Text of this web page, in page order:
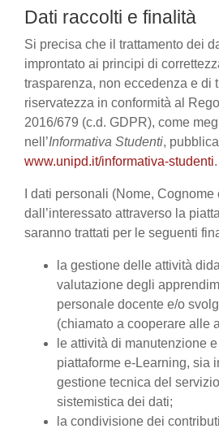
Dati raccolti e finalità
Si precisa che il trattamento dei
improntato ai principi di
trasparenza, non eccedenza e di
riservatezza in conformità al
2016/679 (c.d. GDPR), come
nell’Informativa Studenti,
www.unipd.it/informativa-studenti.
I dati personali (Nome,
dall’interessato attraverso la
saranno trattati per le seguenti
la gestione delle attività
valutazione degli
personale docente e/o
(chiamato a cooperare alle
le attività di manutenzione
piattaforme e-Learning, sia
gestione tecnica del
sistemistica dei dati;
la condivisione dei